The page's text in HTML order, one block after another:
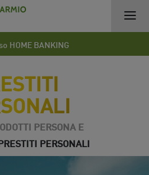
HOME BANKING
PERSONA E
PERSONALI